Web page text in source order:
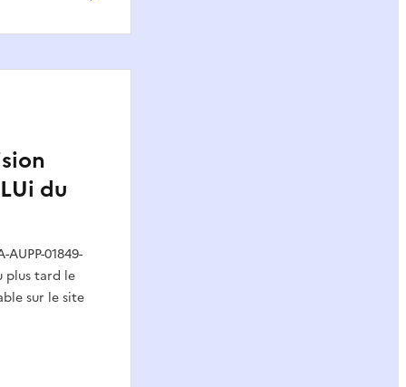
du
AUPP-01849-
plus tard le
sur le site